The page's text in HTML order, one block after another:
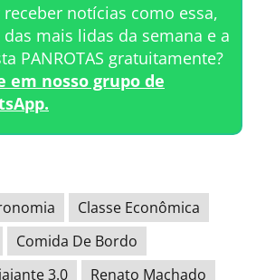
receber notícias como essa,
mais lidas da semana e a
PANROTAS gratuitamente?
em nosso grupo de
Classe Econômica
Comida De Bordo
3.0
Renato Machado